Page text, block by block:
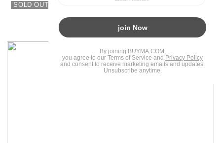
SOLD OUT